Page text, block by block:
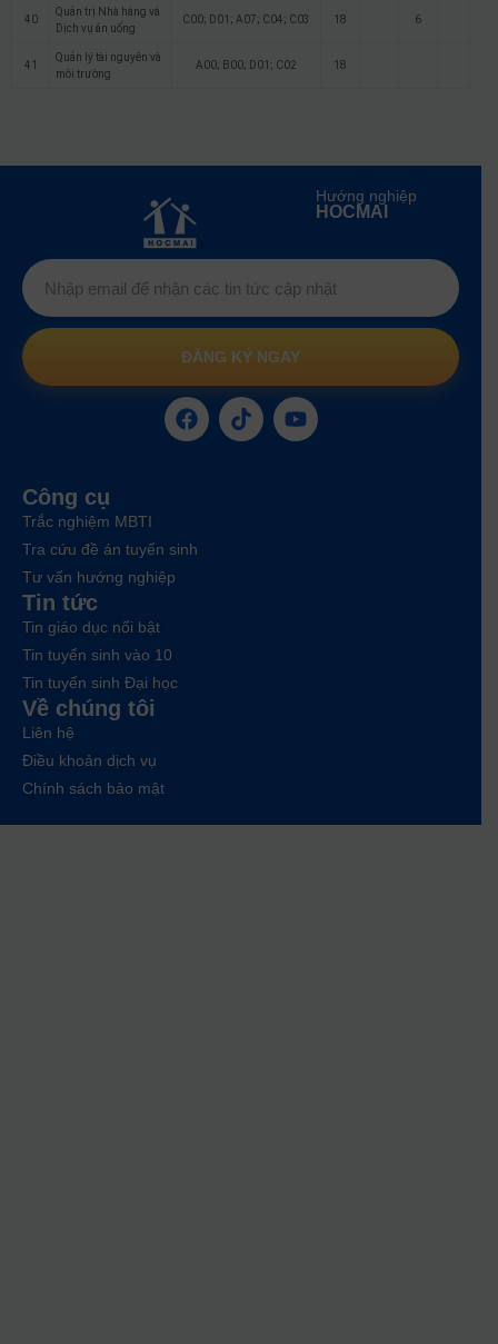
40
Quản trị Nhà hàng và
Dịch vụ ăn uống
C00; D01; A07; C04; C03 18 6
41
Quản lý tài nguyên và
môi trường
A00; B00; D01; C02 18
Hướng nghiệp
HOCMAI
ĐĂNG KÝ NGAY
Công cụ
Trắc nghiệm MBTI
Tra cứu đề án tuyển sinh
Tư vấn hướng nghiệp
Tin tức
Tin giáo dục nổi bật
Tin tuyển sinh vào 10
Tin tuyển sinh Đại học
Về chúng tôi
Liên hệ
Điều khoản dịch vụ
Chính sách bảo mật